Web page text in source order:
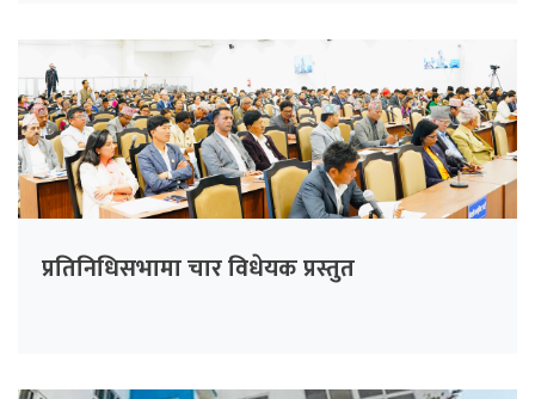
प्रतिनिधिसभामा चार विधेयक प्रस्तुत